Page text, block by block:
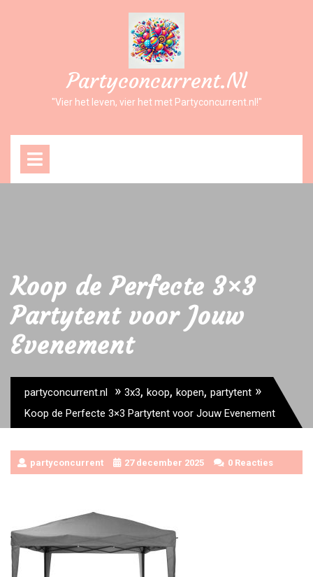
Partyconcurrent.nl
"Vier het leven, vier het met Partyconcurrent.nl!"
Koop de Perfecte 3×3
Partytent voor Jouw
Evenement
partyconcurrent.nl » 3x3, koop, kopen, partytent »
Koop de Perfecte 3×3 Partytent voor Jouw Evenement
partyconcurrent 27 december 2025 0 Reacties